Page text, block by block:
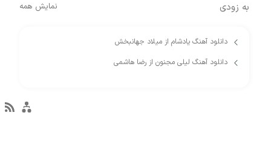
به زودی نمایش همه
دانلود آهنگ یادشام از میلاد جهانبخش
دانلود آهنگ لیلی مجنون از رضا هاشمی